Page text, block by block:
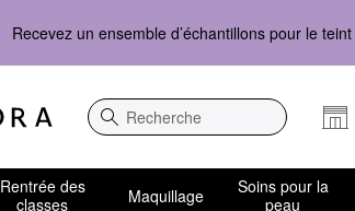
Recevez un ensemble d’échantillons pour le teint
Recherche
Rentrée des
classes
Maquillage
Soins pour la
peau